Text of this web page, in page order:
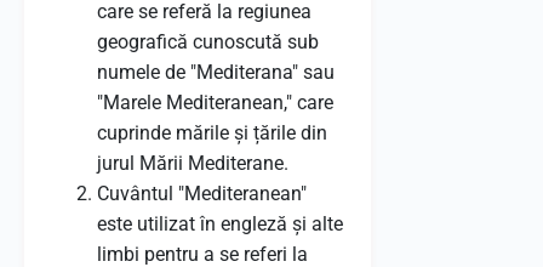
care se referă la regiunea
geografică cunoscută sub
numele de "Mediterana" sau
"Marele Mediteranean," care
cuprinde mările și țările din
jurul Mării Mediterane.
Cuvântul "Mediteranean"
este utilizat în engleză și alte
limbi pentru a se referi la